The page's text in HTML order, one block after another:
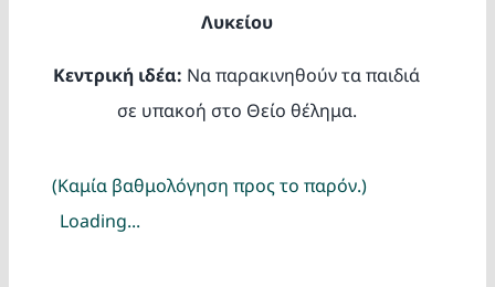
Λυκείου
Κεντρική ιδέα: Να παρακινηθούν τα παιδιά
σε υπακοή στο Θείο θέλημα.
(Καμία βαθμολόγηση προς το παρόν.)
Loading...